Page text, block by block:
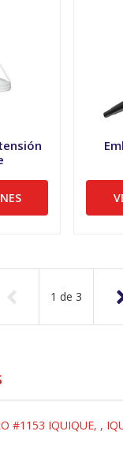
1 de 3
#1153 IQUIQUE, ,